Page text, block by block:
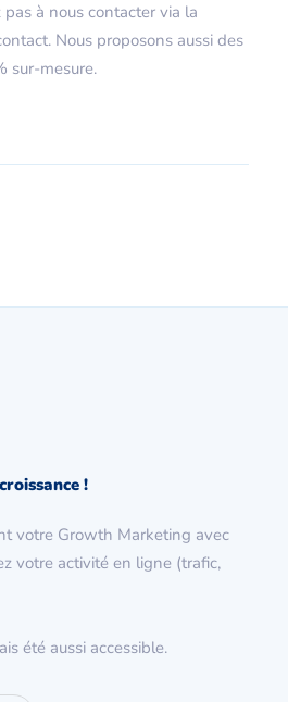
à nous contacter via la
Nous proposons aussi des
sur-mesure.
!
votre Growth Marketing avec
votre activité en ligne (trafic,
été aussi accessible.